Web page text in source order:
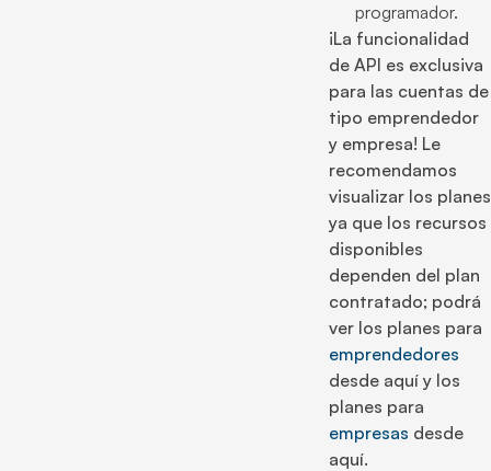
programador.
¡La funcionalidad
de API es exclusiva
para las cuentas de
tipo emprendedor
y empresa! Le
recomendamos
visualizar los planes
ya que los recursos
disponibles
dependen del plan
contratado; podrá
ver los planes para
emprendedores
desde aquí y los
planes para
empresas desde
aquí.